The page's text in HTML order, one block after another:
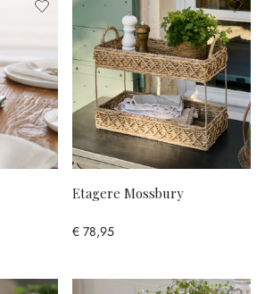
Etagere Mossbury
€ 78,95